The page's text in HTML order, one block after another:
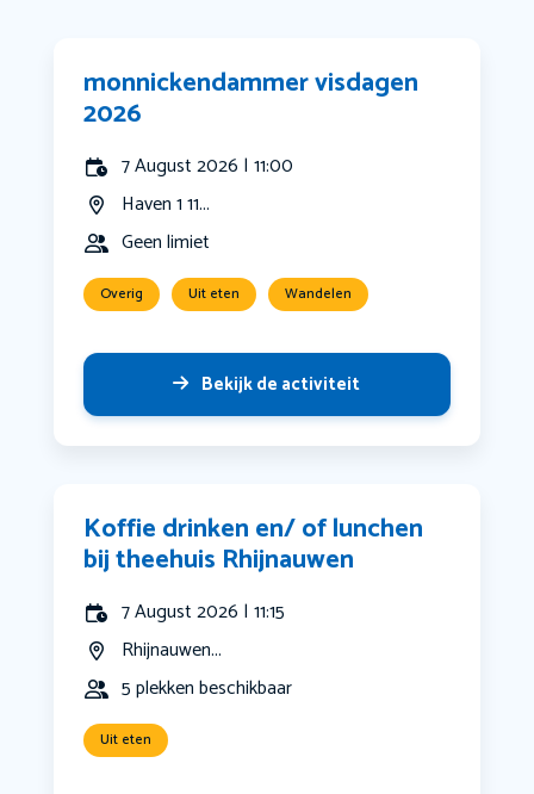
monnickendammer visdagen
2026
7 August 2026 | 11:00
Haven 1 11...
Geen limiet
Overig Uit eten Wandelen
Bekijk de activiteit
Koffie drinken en/ of lunchen
bij theehuis Rhijnauwen
7 August 2026 | 11:15
Rhijnauwen...
5 plekken beschikbaar
Uit eten